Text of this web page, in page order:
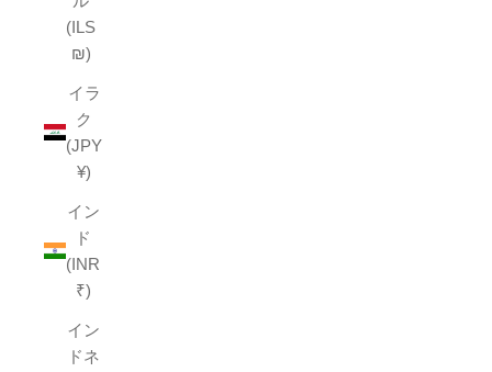
(ILS
₪)
イラ
ク
(JPY
¥)
イン
ド
(INR
₹)
イン
ドネ